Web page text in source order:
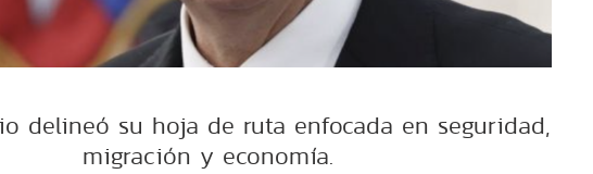
delineó su hoja de ruta enfocada en seguridad,
migración y economía.